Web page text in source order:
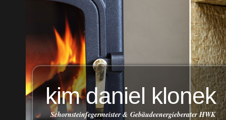
kim daniel klonek
Schornsteinfegermeister & Gebäudeenergieberater HWK